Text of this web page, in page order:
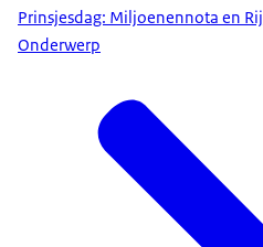
Prinsjesdag: Miljoenennota en
Onderwerp